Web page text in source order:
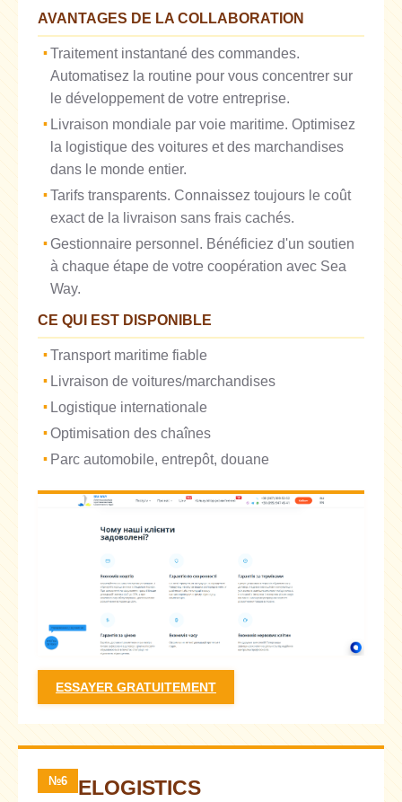
AVANTAGES DE LA COLLABORATION
Traitement instantané des commandes.
Automatisez la routine pour vous concentrer sur
le développement de votre entreprise.
Livraison mondiale par voie maritime. Optimisez
la logistique des voitures et des marchandises
dans le monde entier.
Tarifs transparents. Connaissez toujours le coût
exact de la livraison sans frais cachés.
Gestionnaire personnel. Bénéficiez d'un soutien
à chaque étape de votre coopération avec Sea
Way.
CE QUI EST DISPONIBLE
Transport maritime fiable
Livraison de voitures/marchandises
Logistique internationale
Optimisation des chaînes
Parc automobile, entrepôt, douane
ESSAYER GRATUITEMENT
№6 ELOGISTICS